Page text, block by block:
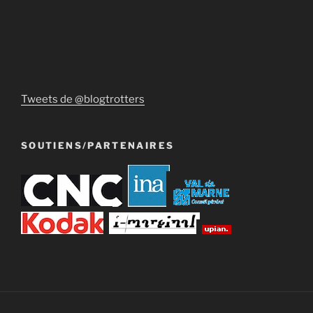
Tweets de @blogtrotters
SOUTIENS/PARTENAIRES